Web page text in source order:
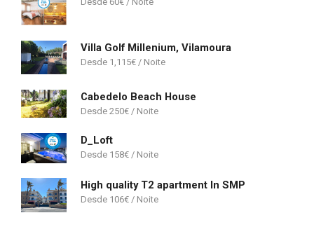
Villa Golf Millenium, Vilamoura
1,115€
Cabedelo Beach House
250€
D_Loft
158€
High quality T2 apartment In SMP
106€